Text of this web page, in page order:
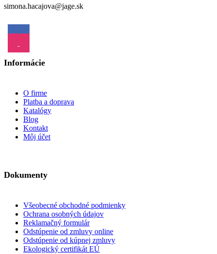
simona.hacajova@jage.sk
Informácie
O firme
Platba a doprava
Katalógy
Blog
Kontakt
Môj účet
Dokumenty
Všeobecné obchodné podmienky
Ochrana osobných údajov
Reklamačný formulár
Odstúpenie od zmluvy online
Odstúpenie od kúpnej zmluvy
Ekologický certifikát EÚ